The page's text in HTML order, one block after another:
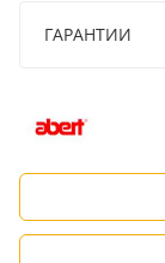
ГАРАНТИИ